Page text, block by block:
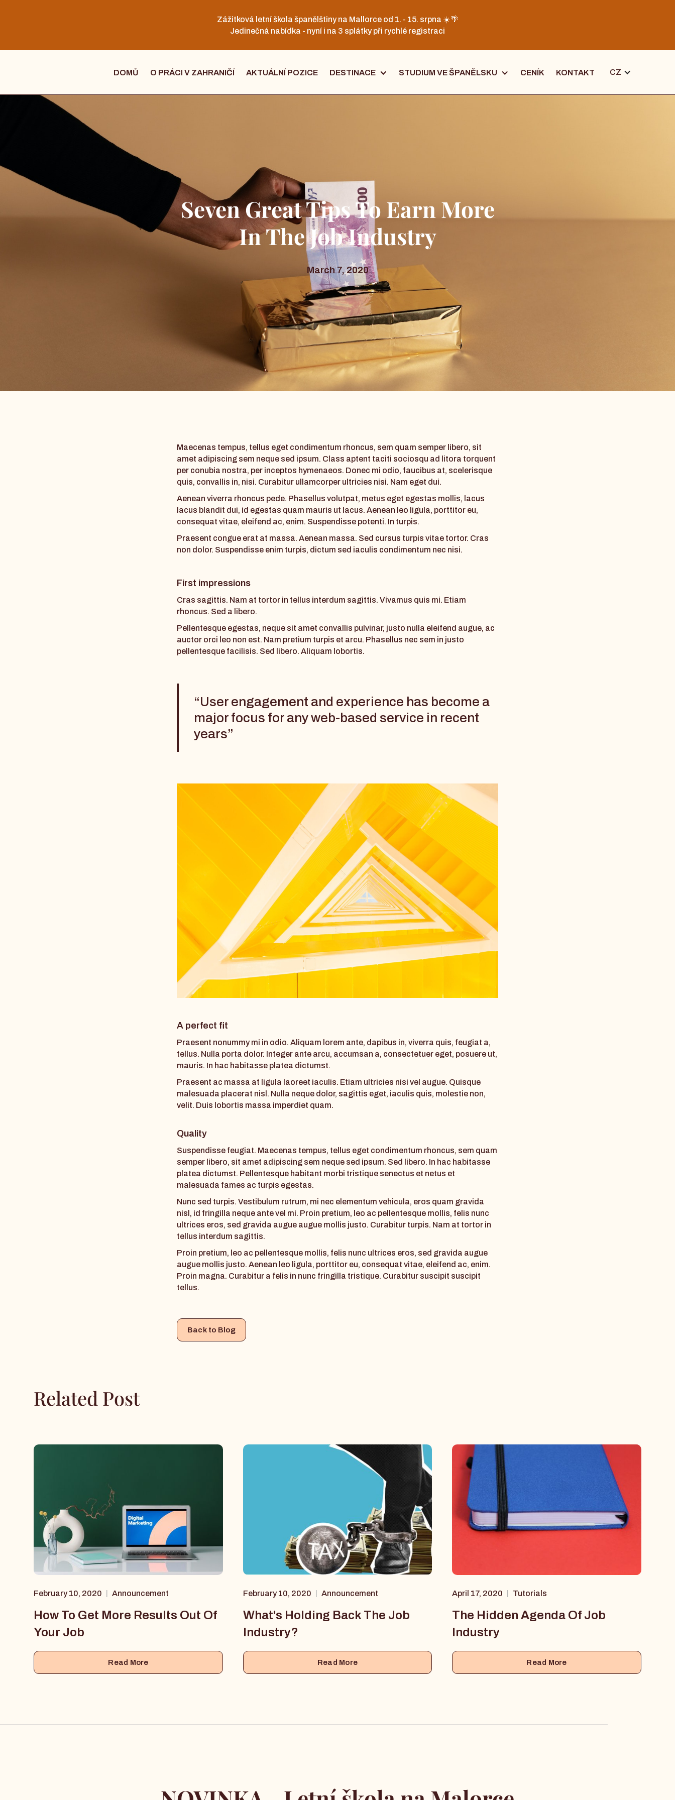
Zážitková letní škola španělštiny na Mallorce od 1. - 15. srpna ☀️🌴
Jedinečná nabídka - nyní i na 3 splátky při rychlé registraci
DOMŮ O PRÁCI V ZAHRANIČÍ AKTUÁLNÍ POZICE DESTINACE STUDIUM VE ŠPANĚLSKU CENÍK KONTAKT CZ
Seven Great Tips To Earn More
In The Job Industry
March 7, 2020
Maecenas tempus, tellus eget condimentum rhoncus, sem quam semper libero, sit
amet adipiscing sem neque sed ipsum. Class aptent taciti sociosqu ad litora torquent
per conubia nostra, per inceptos hymenaeos. Donec mi odio, faucibus at, scelerisque
quis, convallis in, nisi. Curabitur ullamcorper ultricies nisi. Nam eget dui.
Aenean viverra rhoncus pede. Phasellus volutpat, metus eget egestas mollis, lacus
lacus blandit dui, id egestas quam mauris ut lacus. Aenean leo ligula, porttitor eu,
consequat vitae, eleifend ac, enim. Suspendisse potenti. In turpis.
Praesent congue erat at massa. Aenean massa. Sed cursus turpis vitae tortor. Cras
non dolor. Suspendisse enim turpis, dictum sed iaculis condimentum nec nisi.
First impressions
Cras sagittis. Nam at tortor in tellus interdum sagittis. Vivamus quis mi. Etiam
rhoncus. Sed a libero.
Pellentesque egestas, neque sit amet convallis pulvinar, justo nulla eleifend augue, ac
auctor orci leo non est. Nam pretium turpis et arcu. Phasellus nec sem in justo
pellentesque facilisis. Sed libero. Aliquam lobortis.
“User engagement and experience has become a
major focus for any web-based service in recent
years”
A perfect fit
Praesent nonummy mi in odio. Aliquam lorem ante, dapibus in, viverra quis, feugiat a,
tellus. Nulla porta dolor. Integer ante arcu, accumsan a, consectetuer eget, posuere ut,
mauris. In hac habitasse platea dictumst.
Praesent ac massa at ligula laoreet iaculis. Etiam ultricies nisi vel augue. Quisque
malesuada placerat nisl. Nulla neque dolor, sagittis eget, iaculis quis, molestie non,
velit. Duis lobortis massa imperdiet quam.
Quality
Suspendisse feugiat. Maecenas tempus, tellus eget condimentum rhoncus, sem quam
semper libero, sit amet adipiscing sem neque sed ipsum. Sed libero. In hac habitasse
platea dictumst. Pellentesque habitant morbi tristique senectus et netus et
malesuada fames ac turpis egestas.
Nunc sed turpis. Vestibulum rutrum, mi nec elementum vehicula, eros quam gravida
nisl, id fringilla neque ante vel mi. Proin pretium, leo ac pellentesque mollis, felis nunc
ultrices eros, sed gravida augue augue mollis justo. Curabitur turpis. Nam at tortor in
tellus interdum sagittis.
Proin pretium, leo ac pellentesque mollis, felis nunc ultrices eros, sed gravida augue
augue mollis justo. Aenean leo ligula, porttitor eu, consequat vitae, eleifend ac, enim.
Proin magna. Curabitur a felis in nunc fringilla tristique. Curabitur suscipit suscipit
tellus.
Back to Blog
Related Post
February 10, 2020 Announcement
How To Get More Results Out Of
Your Job
Read More
February 10, 2020 Announcement
What's Holding Back The Job
Industry?
Read More
April 17, 2020 Tutorials
The Hidden Agenda Of Job
Industry
Read More